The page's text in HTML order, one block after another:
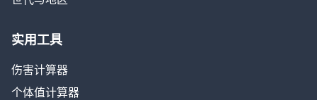
实用工具
伤害计算器
个体值计算器